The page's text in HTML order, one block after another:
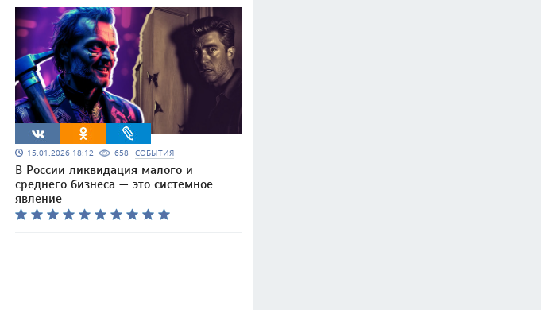
15.01.2026 18:12 658 СОБЫТИЯ
В России ликвидация малого и
среднего бизнеса — это системное
явление